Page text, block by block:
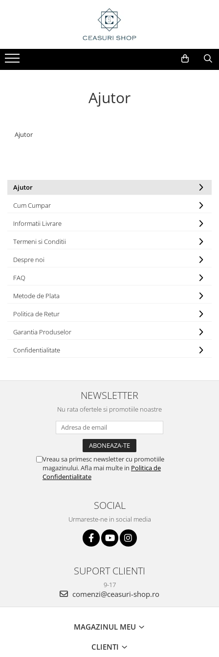
Ajutor
Ajutor
Ajutor
Cum Cumpar
Informatii Livrare
Termeni si Conditii
Despre noi
FAQ
Metode de Plata
Politica de Retur
Garantia Produselor
Confidentialitate
NEWSLETTER
Nu rata ofertele si promotiile noastre
Vreau sa primesc newsletter cu promotiile
magazinului. Afla mai multe in Politica de
Confidentialitate
SOCIAL
Urmareste-ne in social media
SUPORT CLIENTI
9-17
comenzi@ceasuri-shop.ro
MAGAZINUL MEU
CLIENTI